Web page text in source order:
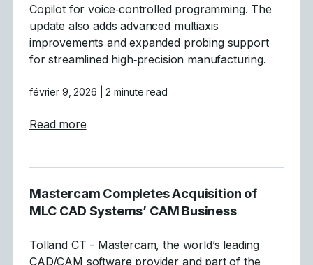
Copilot for voice‑controlled programming. The
update also adds advanced multiaxis
improvements and expanded probing support
for streamlined high‑precision manufacturing.
février 9, 2026 | 2 minute read
Read moreabout Mastercam 2026.R2 Delivers GPU-
Mastercam Completes Acquisition of
MLC CAD Systems’ CAM Business
Tolland CT - Mastercam, the world’s leading
CAD/CAM software provider and part of the